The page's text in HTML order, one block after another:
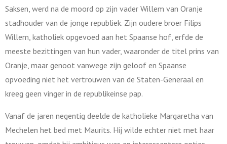
Saksen, werd na de moord op zijn vader Willem van Oranje
stadhouder van de jonge republiek. Zijn oudere broer Filips
Willem, katholiek opgevoed aan het Spaanse hof, erfde de
meeste bezittingen van hun vader, waaronder de titel prins van
Oranje, maar genoot vanwege zijn geloof en Spaanse
opvoeding niet het vertrouwen van de Staten-Generaal en
kreeg geen vinger in de republikeinse pap.
Vanaf de jaren negentig deelde de katholieke Margaretha van
Mechelen het bed met Maurits. Hij wilde echter niet met haar